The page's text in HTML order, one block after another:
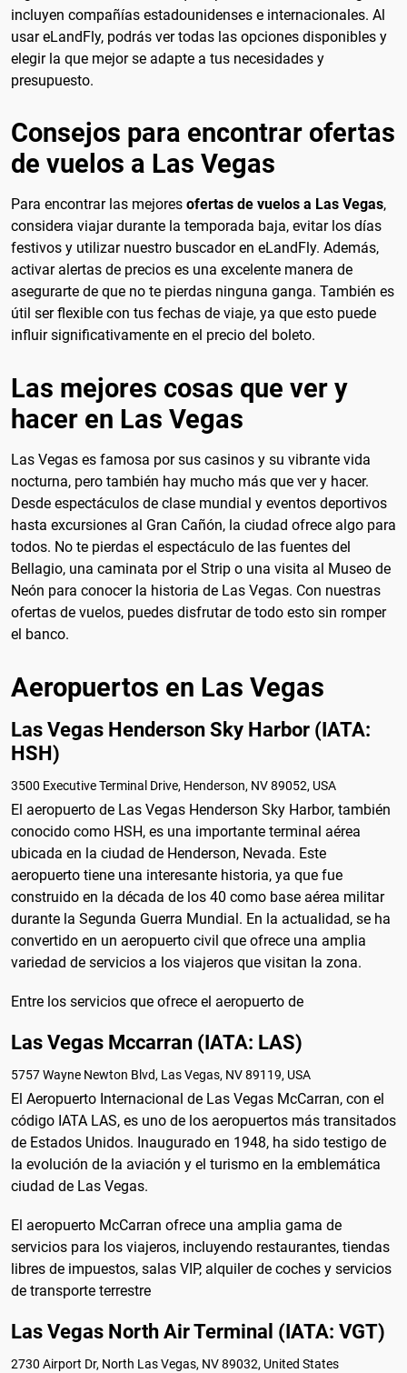
incluyen compañías estadounidenses e internacionales. Al
usar eLandFly, podrás ver todas las opciones disponibles y
elegir la que mejor se adapte a tus necesidades y
presupuesto.
Consejos para encontrar ofertas
de vuelos a Las Vegas
Para encontrar las mejores ofertas de vuelos a Las Vegas,
considera viajar durante la temporada baja, evitar los días
festivos y utilizar nuestro buscador en eLandFly. Además,
activar alertas de precios es una excelente manera de
asegurarte de que no te pierdas ninguna ganga. También es
útil ser flexible con tus fechas de viaje, ya que esto puede
influir significativamente en el precio del boleto.
Las mejores cosas que ver y
hacer en Las Vegas
Las Vegas es famosa por sus casinos y su vibrante vida
nocturna, pero también hay mucho más que ver y hacer.
Desde espectáculos de clase mundial y eventos deportivos
hasta excursiones al Gran Cañón, la ciudad ofrece algo para
todos. No te pierdas el espectáculo de las fuentes del
Bellagio, una caminata por el Strip o una visita al Museo de
Neón para conocer la historia de Las Vegas. Con nuestras
ofertas de vuelos, puedes disfrutar de todo esto sin romper
el banco.
Aeropuertos en Las Vegas
Las Vegas Henderson Sky Harbor (IATA:
HSH)
3500 Executive Terminal Drive, Henderson, NV 89052, USA
El aeropuerto de Las Vegas Henderson Sky Harbor, también
conocido como HSH, es una importante terminal aérea
ubicada en la ciudad de Henderson, Nevada. Este
aeropuerto tiene una interesante historia, ya que fue
construido en la década de los 40 como base aérea militar
durante la Segunda Guerra Mundial. En la actualidad, se ha
convertido en un aeropuerto civil que ofrece una amplia
variedad de servicios a los viajeros que visitan la zona.
Entre los servicios que ofrece el aeropuerto de
Las Vegas Mccarran (IATA: LAS)
5757 Wayne Newton Blvd, Las Vegas, NV 89119, USA
El Aeropuerto Internacional de Las Vegas McCarran, con el
código IATA LAS, es uno de los aeropuertos más transitados
de Estados Unidos. Inaugurado en 1948, ha sido testigo de
la evolución de la aviación y el turismo en la emblemática
ciudad de Las Vegas.
El aeropuerto McCarran ofrece una amplia gama de
servicios para los viajeros, incluyendo restaurantes, tiendas
libres de impuestos, salas VIP, alquiler de coches y servicios
de transporte terrestre
Las Vegas North Air Terminal (IATA: VGT)
2730 Airport Dr, North Las Vegas, NV 89032, United States